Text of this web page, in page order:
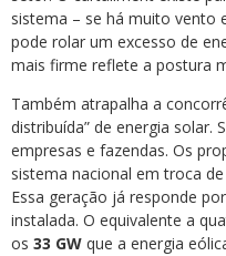
sistema – se há muito vento
pode rolar um excesso de
mais firme reflete a postura
Também atrapalha a
distribuída” de energia solar.
empresas e fazendas. Os
sistema nacional em troca
Essa geração já responde por
instalada. O equivalente a
os 33 GW que a energia